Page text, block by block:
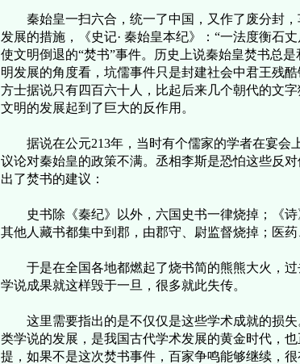
秦始皇一扫六合，统一了中国，又作了废分封，
发展的措施，《史记· 秦始皇本纪》：“一法度衡石
使文明倒退的“焚书”事件。历史上说秦始皇焚书总
明发展的角度看，坑儒事件只是封建社会中君王残
方士据说只有四百六十人，比起后来几个朝代的文
文明的发展起到了巨大的反作用。
据说在公元213年，当时有个儒家的学者在宴会
议论对秦始皇的政策不满。丞相李斯是恐怕这些反
出了焚书的建议：
史书除《秦纪》以外，六国史书一律烧掉；《诗
其他人藏书都集中到郡，由郡守、尉监督烧掉；医
于是在全国各地都燃起了烧书简的熊熊大火，过
学说成果就这样毁于一旦，很多就此失传。
这里需要指出的是不仅仅是这些学术成就的损失
类学说的发展，是我国古代学术发展的黄金时代，
提，如果不是这次焚书事件，百家争鸣能够继续，